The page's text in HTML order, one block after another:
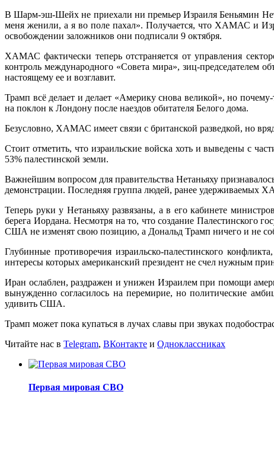
В Шарм-эш-Шейх не приехали ни премьер Израиля Беньямин
меня женили, а я во поле пахал». Получается, что ХАМАС и
освобождении заложников они подписали 9 октября.
ХАМАС фактически теперь отстраняется от управления
контроль международного «Совета мира», зиц-председателем
настоящему ее и возглавит.
Трамп всё делает и делает «Америку снова великой», но
на поклон к Лондону после наездов обитателя Белого дома.
Безусловно, ХАМАС имеет связи с британской разведкой, но
Стоит отметить, что израильские войска хоть и выведены с
53% палестинской земли.
Важнейшим вопросом для правительства Нетаньяху
демонстрации. Последняя группа людей, ранее удерживаемых
Теперь руки у Нетаньяху развязаны, а в его кабинете
берега Иордана. Несмотря на то, что создание Палестинского
США не изменят свою позицию, а Дональд Трамп ничего и не
Глубинные противоречия израильско-палестинского
интересы которых американский президент не счел нужным
Иран ослаблен, раздражен и унижен Израилем при помощи
вынужденно согласилось на перемирие, но политические
удивить США.
Трамп может пока купаться в лучах славы при звуках
Читайте нас в Telegram, ВКонтакте и Одноклассниках
Первая мировая СВО